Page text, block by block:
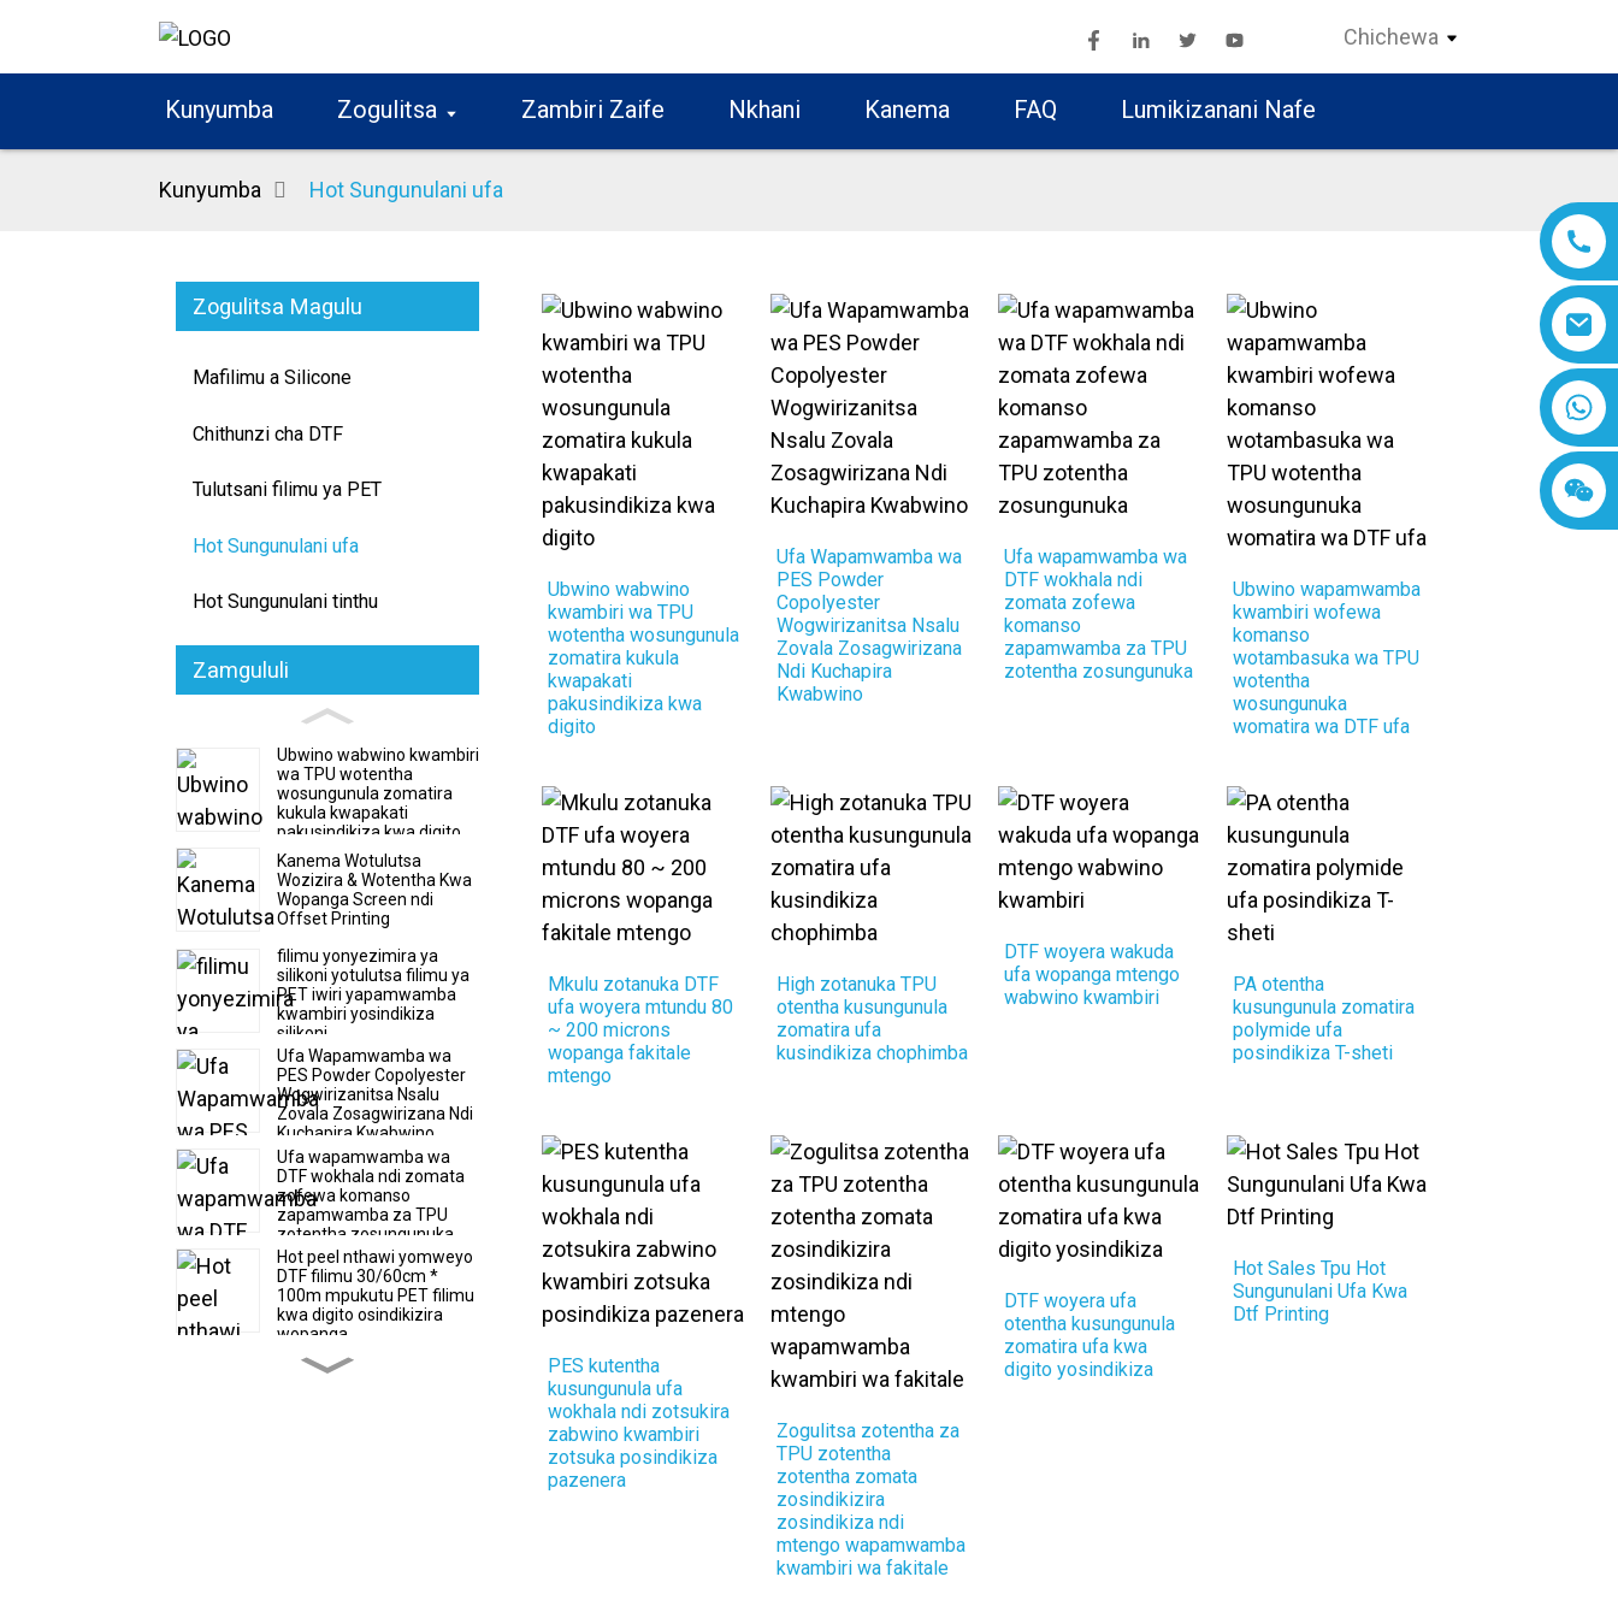
Chichewa
Kunyumba Zogulitsa Zambiri Zaife Nkhani Kanema FAQ Lumikizanani Nafe
Kunyumba Hot Sungunulani ufa
Zogulitsa Magulu
Mafilimu a Silicone
Chithunzi cha DTF
Tulutsani filimu ya PET
Hot Sungunulani ufa
Hot Sungunulani tinthu
Zamgululi
Ubwino wabwino kwambiri
wa TPU wotentha
wosungunula zomatira
kukula kwapakati
pakusindikiza kwa digito
Kanema Wotulutsa
Wozizira & Wotentha Kwa
Wopanga Screen ndi
Offset Printing
filimu yonyezimira ya
silikoni yotulutsa filimu ya
PET iwiri yapamwamba
kwambiri yosindikiza
silikoni
Ufa Wapamwamba wa
PES Powder Copolyester
Wogwirizanitsa Nsalu
Zovala Zosagwirizana Ndi
Kuchapira Kwabwino
Ufa wapamwamba wa
DTF wokhala ndi zomata
zofewa komanso
zapamwamba za TPU
zotentha zosungunuka
Hot peel nthawi yomweyo
DTF filimu 30/60cm *
100m mpukutu PET filimu
kwa digito osindikizira
wopanga
Ubwino wapamwamba
kwambiri wofewa
Ubwino wabwino
kwambiri wa TPU
wotentha wosungunula
zomatira kukula
kwapakati
pakusindikiza kwa
digito
Ufa Wapamwamba wa
PES Powder
Copolyester
Wogwirizanitsa Nsalu
Zovala Zosagwirizana
Ndi Kuchapira
Kwabwino
Ufa wapamwamba wa
DTF wokhala ndi
zomata zofewa
komanso
zapamwamba za TPU
zotentha zosungunuka
Ubwino wapamwamba
kwambiri wofewa
komanso
wotambasuka wa TPU
wotentha
wosungunuka
womatira wa DTF ufa
Mkulu zotanuka DTF
ufa woyera mtundu 80
~ 200 microns
wopanga fakitale
mtengo
High zotanuka TPU
otentha kusungunula
zomatira ufa
kusindikiza chophimba
DTF woyera wakuda
ufa wopanga mtengo
wabwino kwambiri
PA otentha
kusungunula zomatira
polymide ufa
posindikiza T-sheti
PES kutentha
kusungunula ufa
wokhala ndi zotsukira
zabwino kwambiri
zotsuka posindikiza
pazenera
Zogulitsa zotentha za
TPU zotentha
zotentha zomata
zosindikizira
zosindikiza ndi
mtengo wapamwamba
kwambiri wa fakitale
DTF woyera ufa
otentha kusungunula
zomatira ufa kwa
digito yosindikiza
Hot Sales Tpu Hot
Sungunulani Ufa Kwa
Dtf Printing